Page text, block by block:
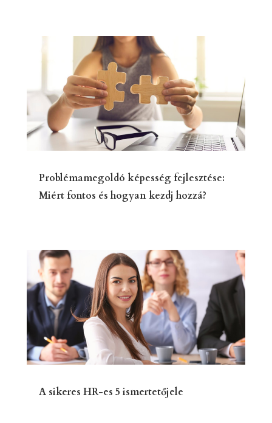
Problémamegoldó képesség fejlesztése:
Miért fontos és hogyan kezdj hozzá?
A sikeres HR-es 5 ismertetőjele